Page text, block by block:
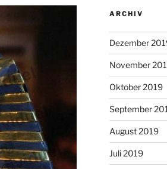
ARCHIV
Dezember
November
Oktober 2019
September
August 2019
Juli 2019